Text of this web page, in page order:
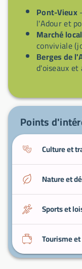
Pont-Vieux
l'Adour et
Marché local
conviviale
Berges de
d'oiseaux
et
producteurs.
découvrir la
Points
Culture et
Nature et
Sports et
Tourisme